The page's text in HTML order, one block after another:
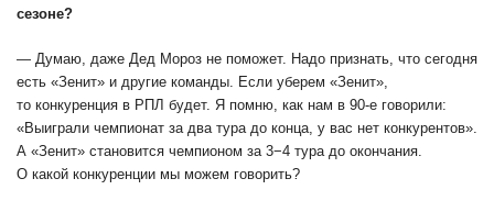
сезоне?
— Думаю, даже Дед Мороз не поможет. Надо признать, что сегодня
есть «Зенит» и другие команды. Если уберем «Зенит»,
то конкуренция в РПЛ будет. Я помню, как нам в 90-е говорили:
«Выиграли чемпионат за два тура до конца, у вас нет конкурентов».
А «Зенит» становится чемпионом за 3−4 тура до окончания.
О какой конкуренции мы можем говорить?